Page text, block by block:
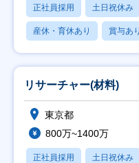
正社員採用 土日祝休み
産休・育休あり 賞与あり
リサーチャー(材料)
東京都
800万~1400万
正社員採用 土日祝休み